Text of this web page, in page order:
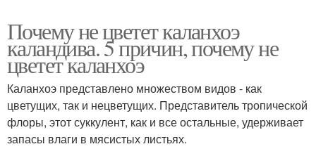
Почему не цветет каланхоэ
каландива. 5 причин, почему не
цветет каланхоэ
Каланхоэ представлено множеством видов - как
цветущих, так и нецветущих. Представитель тропической
флоры, этот суккулент, как и все остальные, удерживает
запасы влаги в мясистых листьях.